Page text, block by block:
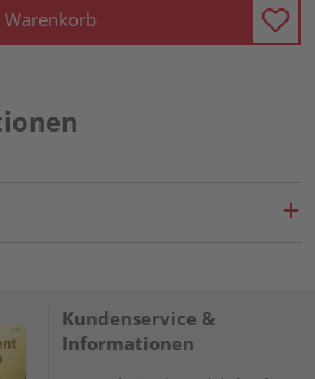
Warenkorb
Kundenservice &
Informationen